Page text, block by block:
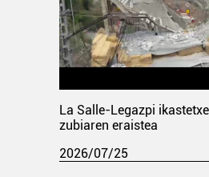
La Salle-Legazpi
zubiaren eraistea
2026/07/25